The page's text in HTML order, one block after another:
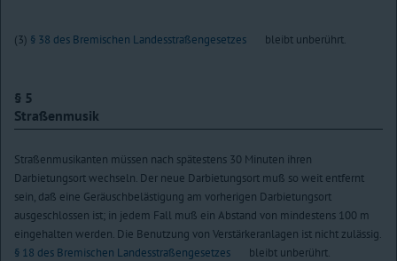
(3) § 38 des Bremischen Landesstraßengesetzes bleibt unberührt.
§ 5
Straßenmusik
Straßenmusikanten müssen nach spätestens 30 Minuten ihren
Darbietungsort wechseln. Der neue Darbietungsort muß so weit entfernt
sein, daß eine Geräuschbelästigung am vorherigen Darbietungsort
ausgeschlossen ist; in jedem Fall muß ein Abstand von mindestens 100 m
eingehalten werden. Die Benutzung von Verstärkeranlagen ist nicht zulässig.
§ 18 des Bremischen Landesstraßengesetzes
bleibt unberührt.